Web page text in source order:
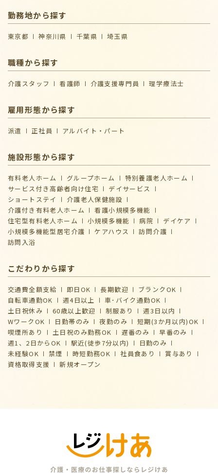
勤務地から探す
東京都 神奈川県 千葉県 埼玉県
職種から探す
介護スタッフ 看護師 介護支援専門員 理学療法士
雇用形態から探す
派遣 正社員 アルバイト・パート
施設形態から探す
有料老人ホーム グループホーム
特別養護老人ホーム
サービス付き高齢者向け住宅
デイサービス
ショートステイ
介護⽼⼈保健施設
介護付き有料老人ホーム
看護小規模多機能
住宅型有料老人ホーム
小規模多機能 病院
デイケア
⼩規模多機能型居宅介護
ケアハウス
訪問介護
訪問入浴
こだわりから探す
交通費全額支給 即日OK 長期歓迎
ブランクOK
自転車通勤OK
週4日以上
車･バイク通勤OK
土日祝休み
60歳以上歓迎 制服あり
週3日以内
WワークOK
日勤帯のみ 夜勤のみ
短期(3か月以内)OK
喫煙所あり
土日祝のみ勤務OK 遅番のみ
早番のみ
週1、2日からOK
駅近(徒歩7分以内)
日勤のみ
未経験OK
禁煙 時短勤務OK 社員食あり
賞与あり
資格取得支援
新規オープン